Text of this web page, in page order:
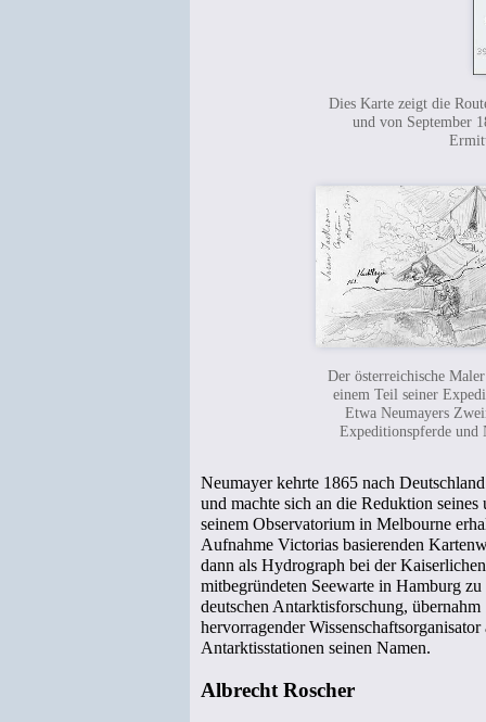
Dies Karte zeigt die
und von September
Der österreichische
einem Teil seiner
Etwa Neumayers
Expeditionspferde und
Neumayer kehrte 1865 nach
und machte sich an die Reduktion
seinem Observatorium in Melbourne
Aufnahme Victorias basierenden
dann als Hydrograph bei der
mitbegründeten Seewarte in Hamburg
deutschen Antarktisforschung,
hervorragender
Antarktisstationen seinen Namen.
Albrecht Roscher